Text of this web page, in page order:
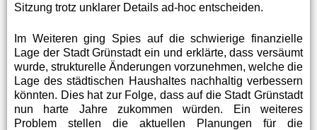
Sitzung trotz unklarer Details ad-hoc entscheiden.
Im Weiteren ging Spies auf die schwierige finanzielle
Lage der Stadt Grünstadt ein und erklärte, dass versäumt
wurde, strukturelle Änderungen vorzunehmen, welche die
Lage des städtischen Haushaltes nachhaltig verbessern
könnten. Dies hat zur Folge, dass auf die Stadt Grünstadt
nun harte Jahre zukommen würden. Ein weiteres
Problem stellen die aktuellen Planungen für die